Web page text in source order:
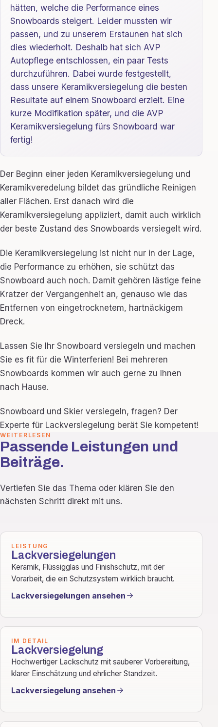
hätten, welche die Performance eines
Snowboards steigert. Leider mussten wir
passen, und zu unserem Erstaunen hat sich
dies wiederholt. Deshalb hat sich AVP
Autopflege entschlossen, ein paar Tests
durchzuführen. Dabei wurde festgestellt,
dass unsere Keramikversiegelung die besten
Resultate auf einem Snowboard erzielt. Eine
kurze Modifikation später, und die AVP
Keramikversiegelung fürs Snowboard war
fertig!
Der Beginn einer jeden Keramikversiegelung und
Keramikveredelung bildet das gründliche Reinigen
aller Flächen. Erst danach wird die
Keramikversiegelung appliziert, damit auch wirklich
der beste Zustand des Snowboards versiegelt wird.
Die Keramikversiegelung ist nicht nur in der Lage,
die Performance zu erhöhen, sie schützt das
Snowboard auch noch. Damit gehören lästige feine
Kratzer der Vergangenheit an, genauso wie das
Entfernen von eingetrocknetem, hartnäckigem
Dreck.
Lassen Sie Ihr Snowboard versiegeln und machen
Sie es fit für die Winterferien! Bei mehreren
Snowboards kommen wir auch gerne zu Ihnen
nach Hause.
Snowboard und Skier versiegeln, fragen? Der
Experte für Lackversiegelung berät Sie kompetent!
WEITERLESEN
Passende Leistungen und
Beiträge.
Vertiefen Sie das Thema oder klären Sie den
nächsten Schritt direkt mit uns.
LEISTUNG
Lackversiegelungen
Keramik, Flüssigglas und Finishschutz, mit der
Vorarbeit, die ein Schutzsystem wirklich braucht.
Lackversiegelungen ansehen
IM DETAIL
Lackversiegelung
Hochwertiger Lackschutz mit sauberer Vorbereitung,
klarer Einschätzung und ehrlicher Standzeit.
Lackversiegelung ansehen